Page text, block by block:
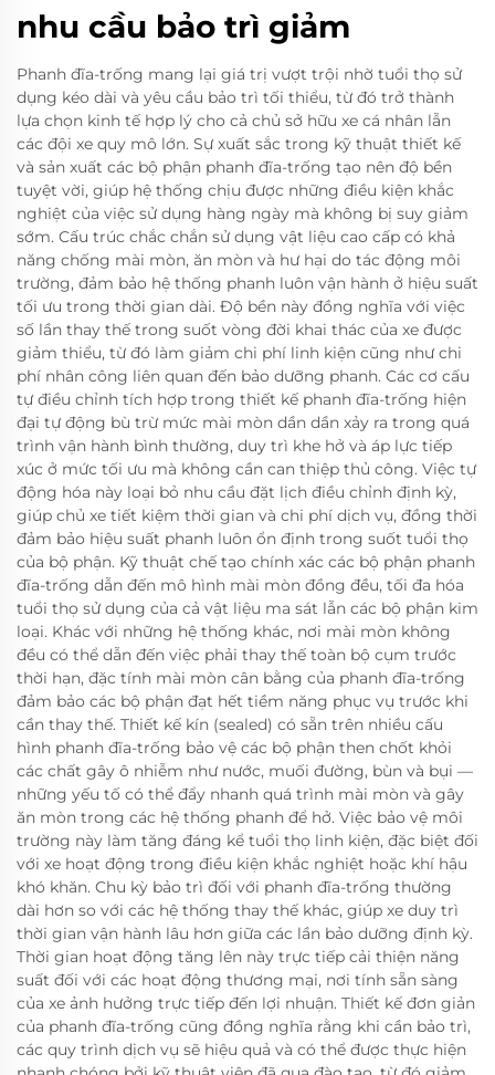
nhu cầu bảo trì giảm
Phanh đĩa-trống mang lại giá trị vượt trội nhờ tuổi thọ sử
dụng kéo dài và yêu cầu bảo trì tối thiểu, từ đó trở thành
lựa chọn kinh tế hợp lý cho cả chủ sở hữu xe cá nhân lẫn
các đội xe quy mô lớn. Sự xuất sắc trong kỹ thuật thiết kế
và sản xuất các bộ phận phanh đĩa-trống tạo nên độ bền
tuyệt vời, giúp hệ thống chịu được những điều kiện khắc
nghiệt của việc sử dụng hàng ngày mà không bị suy giảm
sớm. Cấu trúc chắc chắn sử dụng vật liệu cao cấp có khả
năng chống mài mòn, ăn mòn và hư hại do tác động môi
trường, đảm bảo hệ thống phanh luôn vận hành ở hiệu suất
tối ưu trong thời gian dài. Độ bền này đồng nghĩa với việc
số lần thay thế trong suốt vòng đời khai thác của xe được
giảm thiểu, từ đó làm giảm chi phí linh kiện cũng như chi
phí nhân công liên quan đến bảo dưỡng phanh. Các cơ cấu
tự điều chỉnh tích hợp trong thiết kế phanh đĩa-trống hiện
đại tự động bù trừ mức mài mòn dần dần xảy ra trong quá
trình vận hành bình thường, duy trì khe hở và áp lực tiếp
xúc ở mức tối ưu mà không cần can thiệp thủ công. Việc tự
động hóa này loại bỏ nhu cầu đặt lịch điều chỉnh định kỳ,
giúp chủ xe tiết kiệm thời gian và chi phí dịch vụ, đồng thời
đảm bảo hiệu suất phanh luôn ổn định trong suốt tuổi thọ
của bộ phận. Kỹ thuật chế tạo chính xác các bộ phận phanh
đĩa-trống dẫn đến mô hình mài mòn đồng đều, tối đa hóa
tuổi thọ sử dụng của cả vật liệu ma sát lẫn các bộ phận kim
loại. Khác với những hệ thống khác, nơi mài mòn không
đều có thể dẫn đến việc phải thay thế toàn bộ cụm trước
thời hạn, đặc tính mài mòn cân bằng của phanh đĩa-trống
đảm bảo các bộ phận đạt hết tiềm năng phục vụ trước khi
cần thay thế. Thiết kế kín (sealed) có sẵn trên nhiều cấu
hình phanh đĩa-trống bảo vệ các bộ phận then chốt khỏi
các chất gây ô nhiễm như nước, muối đường, bùn và bụi —
những yếu tố có thể đẩy nhanh quá trình mài mòn và gây
ăn mòn trong các hệ thống phanh để hở. Việc bảo vệ môi
trường này làm tăng đáng kể tuổi thọ linh kiện, đặc biệt đối
với xe hoạt động trong điều kiện khắc nghiệt hoặc khí hậu
khó khăn. Chu kỳ bảo trì đối với phanh đĩa-trống thường
dài hơn so với các hệ thống thay thế khác, giúp xe duy trì
thời gian vận hành lâu hơn giữa các lần bảo dưỡng định kỳ.
Thời gian hoạt động tăng lên này trực tiếp cải thiện năng
suất đối với các hoạt động thương mại, nơi tính sẵn sàng
của xe ảnh hưởng trực tiếp đến lợi nhuận. Thiết kế đơn giản
của phanh đĩa-trống cũng đồng nghĩa rằng khi cần bảo trì,
các quy trình dịch vụ sẽ hiệu quả và có thể được thực hiện